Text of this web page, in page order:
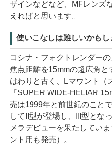
ザインなどなど、MFレンズ
えればと思います。
使いこなしは難しいかも
コシナ・フォクトレンダー
焦点距離を15mmの超広角と
はわりと古く、Lマウント（
「SUPER WIDE-HELIAR
売は1999年と前世紀のこと
してII型が登場し、III型とな
メラデビューを果たしてい
ント用も発売）。